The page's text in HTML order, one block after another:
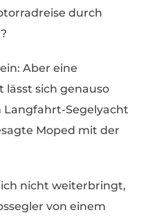
durch
Aber eine
sich genauso
Segelyacht
Moped mit der
nicht weiterbringt,
von einem